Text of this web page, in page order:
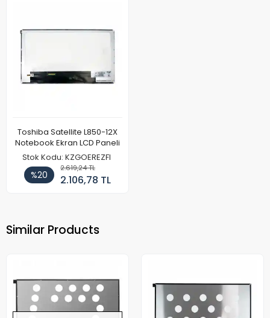
Toshiba Satellite L850-12X
Notebook Ekran LCD Paneli
Stok Kodu: KZGOEREZFI
%20
2.619,24 TL
2.106,78 TL
Similar Products